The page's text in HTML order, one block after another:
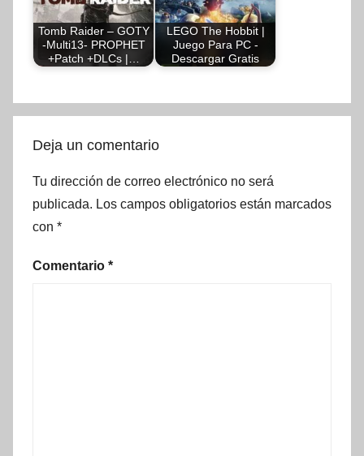
Tomb Raider – GOTY
-Multi13- PROPHET
+Patch +DLCs |…
LEGO The Hobbit |
Juego Para PC -
Descargar Gratis
Deja un comentario
Tu dirección de correo electrónico no será
publicada. Los campos obligatorios están marcados
con *
Comentario *